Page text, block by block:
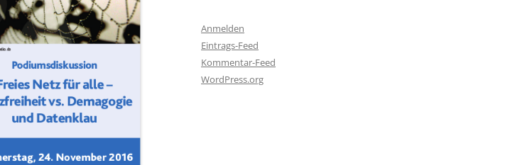
Anmelden
Eintrags-Feed
Kommentar-Feed
WordPress.org